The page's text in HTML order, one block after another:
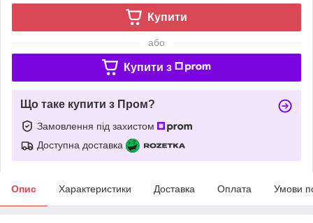
Купити
або
Купити з
Що таке купити з Пром?
Замовлення під захистом
Доступна доставка
Опис Характеристики Доставка Оплата Умови